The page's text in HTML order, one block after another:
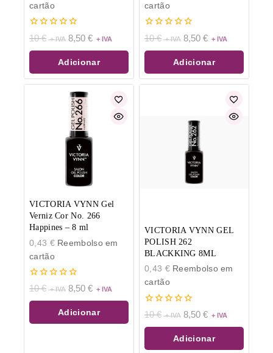
cartão
0
de
5
10€ 8,50 €
Adicionar
cartão
0
de
5
10€ 8,50 €
Adicionar
VICTORIA VYNN Gel
Verniz Cor No. 266
Happines – 8 ml
0,43 €Reembolso em
cartão
0
de
5
10€ 8,50 €
Adicionar
VICTORIA VYNN GEL
POLISH 262
BLACKKING 8ML
0,43 €Reembolso em
cartão
0
de
5
10€ 8,50 €
Adicionar